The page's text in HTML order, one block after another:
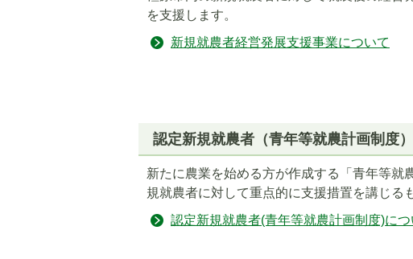
を支援します。
新規就農者経営発展支援事業について
認定新規就農者（青年等就農計画制度）
新たに農業を始める方が作成する「青年等就
規就農者に対して重点的に支援措置を講じる
認定新規就農者(青年等就農計画制度)につ